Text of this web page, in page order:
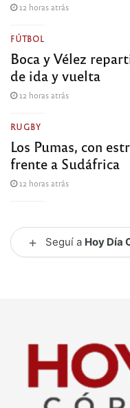
12 horas atrás
FÚTBOL
Boca y Vélez
de ida y vuelta
12 horas atrás
RUGBY
Los Pumas, con
frente a Sudáfrica
12 horas atrás
+ Seguí a Hoy Día